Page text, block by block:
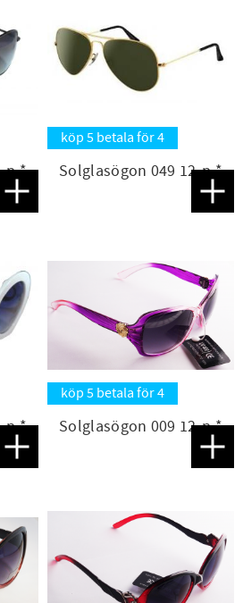
p *
Lägg till i favoriter
köp 5 betala för 4
Solglasögon 049 12-p *
p *
Lägg till i favoriter
köp 5 betala för 4
Solglasögon 009 12-p *